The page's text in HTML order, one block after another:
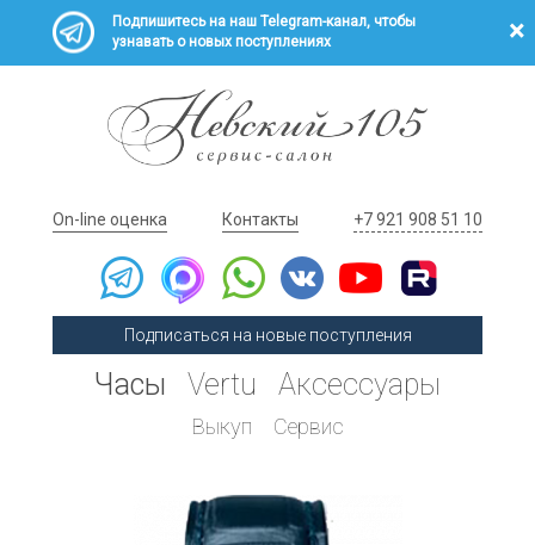
Подпишитесь на наш Telegram-канал, чтобы
узнавать о новых поступлениях
On-line оценка Контакты +7 921 908 51 10
Подписаться на новые поступления
Часы Vertu Аксессуары
Выкуп Сервис